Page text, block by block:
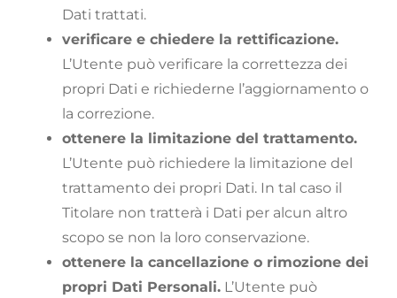
Dati trattati.
verificare e chiedere la rettificazione.
L’Utente può verificare la correttezza dei
propri Dati e richiederne l’aggiornamento o
la correzione.
ottenere la limitazione del trattamento.
L’Utente può richiedere la limitazione del
trattamento dei propri Dati. In tal caso il
Titolare non tratterà i Dati per alcun altro
scopo se non la loro conservazione.
ottenere la cancellazione o rimozione dei
propri Dati Personali. L’Utente può